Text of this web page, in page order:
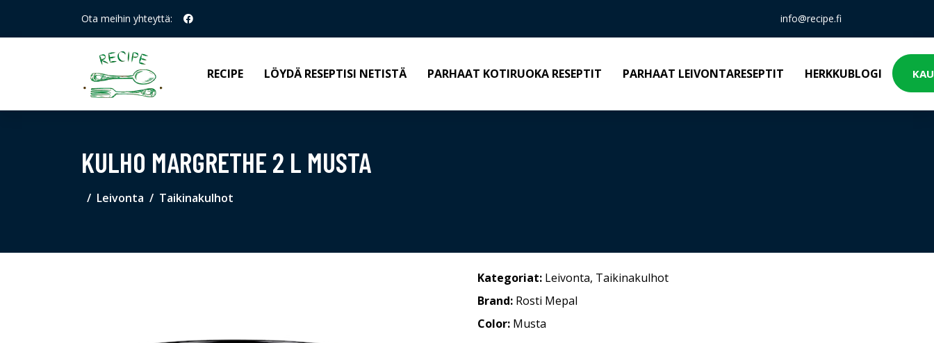
Ota meihin yhteyttä: info@recipe.fi
RECIPE LÖYDÄ RESEPTISI NETISTÄ PARHAAT KOTIRUOKA RESEPTIT PARHAAT LEIVONTARESEPTIT HERKKUBLOGI
KULHO MARGRETHE 2 L MUSTA
Leivonta Taikinakulhot
Kategoriat: Leivonta, Taikinakulhot
Brand: Rosti Mepal
Color: Musta